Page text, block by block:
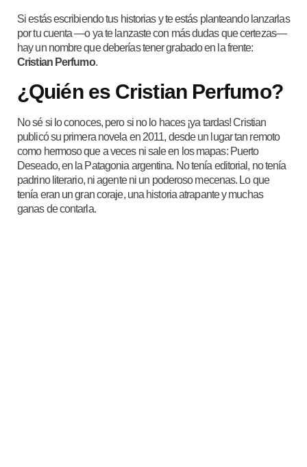
Si estás escribiendo tus historias y te estás planteando lanzarlas
por tu cuenta —o ya te lanzaste con más dudas que certezas—
hay un nombre que deberías tener grabado en la frente:
Cristian Perfumo.
¿Quién es Cristian Perfumo?
No sé si lo conoces, pero si no lo haces ¡ya tardas! Cristian
publicó su primera novela en 2011, desde un lugar tan remoto
como hermoso que a veces ni sale en los mapas: Puerto
Deseado, en la Patagonia argentina. No tenía editorial, no tenía
padrino literario, ni agente ni un poderoso mecenas. Lo que
tenía eran un gran coraje, una historia atrapante y muchas
ganas de contarla.